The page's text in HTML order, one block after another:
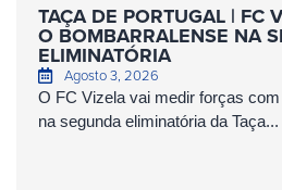
TAÇA DE PORTUGAL | FC
O BOMBARRALENSE NA
ELIMINATÓRIA
Agosto 3, 2026
O FC Vizela vai medir forças
na segunda eliminatória da Taça...